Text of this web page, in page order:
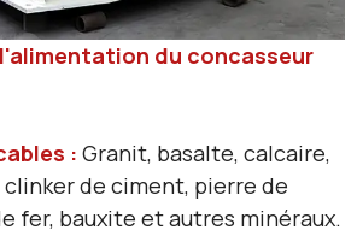
du concasseur
: Granit, basalte, calcaire,
de ciment, pierre de
fer, bauxite et autres minéraux.